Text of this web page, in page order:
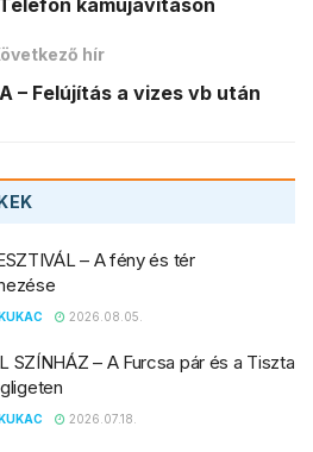
hír
– Felújítás a vizes vb után
– A fény és tér
2026.08.05.
SZÍNHÁZ – A Furcsa pár és a Tiszta
2026.07.18.